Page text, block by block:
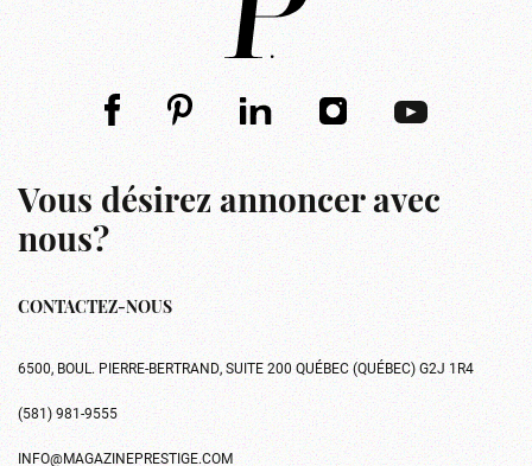
Vous désirez annoncer avec
nous?
CONTACTEZ-NOUS
6500, BOUL. PIERRE-BERTRAND, SUITE 200 QUÉBEC (QUÉBEC) G2J 1R4
(581) 981-9555
INFO@MAGAZINEPRESTIGE.COM